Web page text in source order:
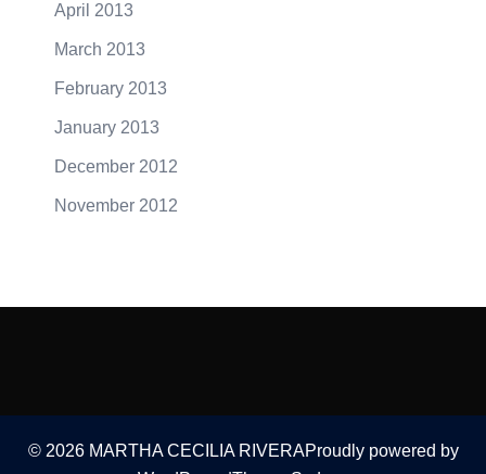
April 2013
March 2013
February 2013
January 2013
December 2012
November 2012
© 2026 MARTHA CECILIA RIVERAProudly powered by